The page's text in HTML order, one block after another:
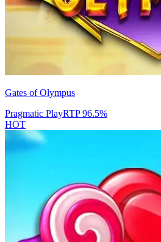
Gates of Olympus
Pragmatic PlayRTP96.5%
HOT